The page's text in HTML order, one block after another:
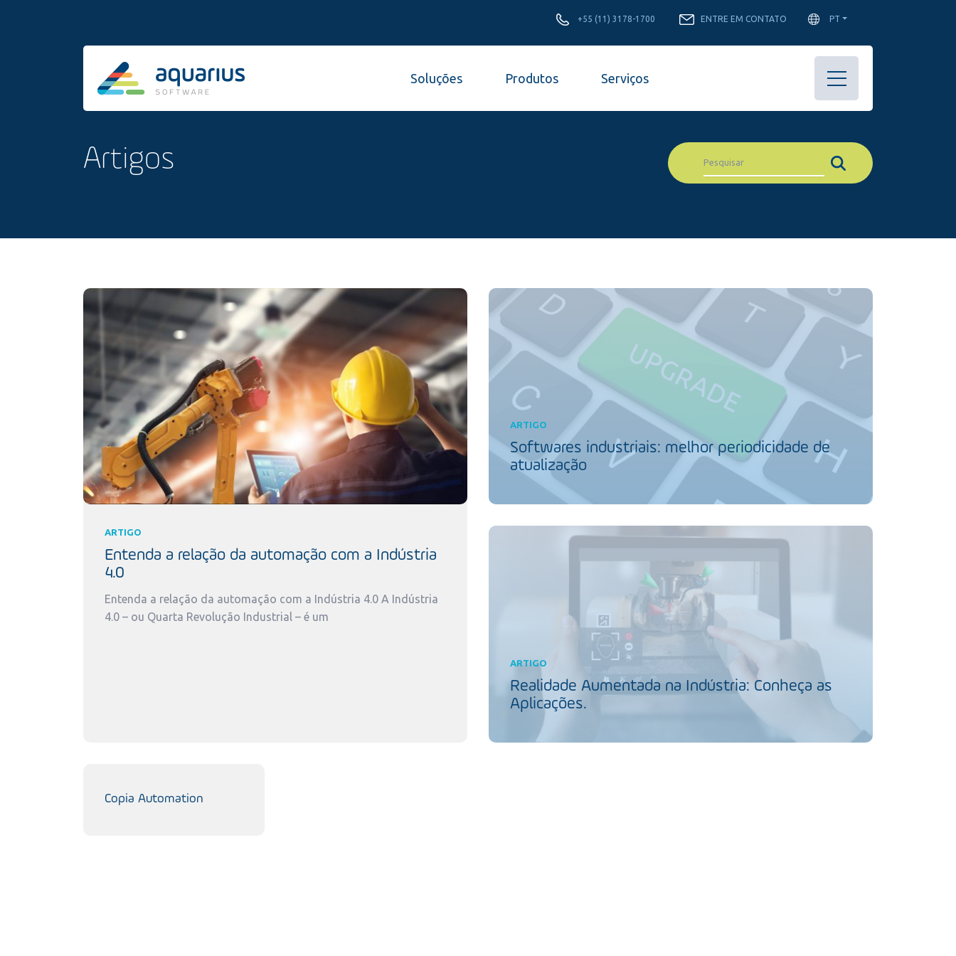
+55 (11) 3178-1700 ENTRE EM CONTATO PT
Soluções Produtos Serviços
Artigos
ARTIGO
Entenda a relação da automação com a Indústria
4.0
Entenda a relação da automação com a Indústria 4.0 A Indústria
4.0 – ou Quarta Revolução Industrial – é um
ARTIGO
Softwares industriais: melhor periodicidade de
atualização
ARTIGO
Realidade Aumentada na Indústria: Conheça as
Aplicações.
Copia Automation